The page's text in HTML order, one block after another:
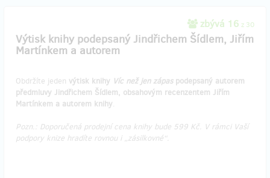
zbývá 16 z 30
Výtisk knihy podepsaný Jindřichem Šídlem, Jiřím
Martínkem a autorem
Obdržíte jeden výtisk knihy Víc než jen zápas podepsaný autorem
předmluvy Jindřichem Šídlem, obsahovým recenzentem Jiřím
Martínkem a autorem knihy.
Pozn.: Doporučená prodejní cena knihy bude 599 Kč. V rámci Vaší
podpory knize hradíte rovnou i „zásilkovné“.